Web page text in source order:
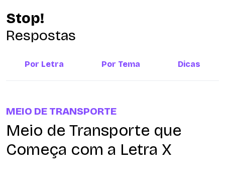
Stop!
Respostas
Por Letra Por Tema Dicas
MEIO DE TRANSPORTE
Meio de Transporte que
Começa com a Letra X